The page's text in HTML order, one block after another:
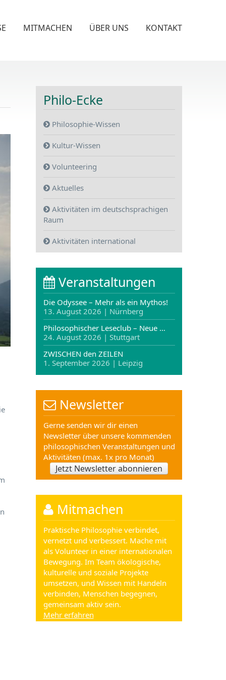
MITMACHEN ÜBER UNS KONTAKT
Philo-Ecke
Philosophie-Wissen
Kultur-Wissen
Volunteering
Aktuelles
Aktivitäten im deutschsprachigen
Raum
Aktivitäten international
Veranstaltungen
Die Odyssee – Mehr als ein Mythos!
13. August 2026 | Nürnberg
Philosophischer Leseclub – Neue …
24. August 2026 | Stuttgart
ZWISCHEN den ZEILEN
1. September 2026 | Leipzig
Newsletter
Gerne senden wir dir einen
Newsletter über unsere kommenden
philosophischen Veranstaltungen und
Aktivitäten (max. 1x pro Monat)
Jetzt Newsletter abonnieren
Mitmachen
Praktische Philosophie verbindet,
vernetzt und verbessert. Mache mit
als Volunteer in einer internationalen
Bewegung. Im Team ökologische,
kulturelle und soziale Projekte
umsetzen, und Wissen mit Handeln
verbinden, Menschen begegnen,
gemeinsam aktiv sein.
Mehr erfahren